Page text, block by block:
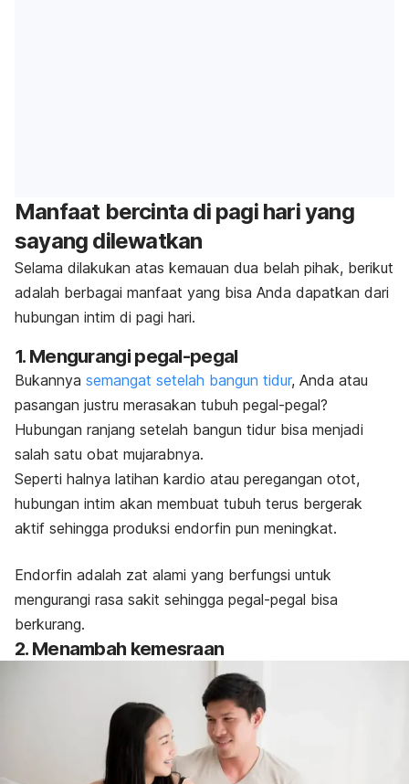
Manfaat bercinta di pagi hari yang
sayang dilewatkan
Selama dilakukan atas kemauan dua belah pihak, berikut
adalah berbagai manfaat yang bisa Anda dapatkan dari
hubungan intim di pagi hari.
1. Mengurangi pegal-pegal
Bukannya semangat setelah bangun tidur, Anda atau
pasangan justru merasakan tubuh pegal-pegal?
Hubungan ranjang setelah bangun tidur bisa menjadi
salah satu obat mujarabnya.
Seperti halnya latihan kardio atau peregangan otot,
hubungan intim akan membuat tubuh terus bergerak
aktif sehingga produksi endorfin pun meningkat.
Endorfin adalah zat alami yang berfungsi untuk
mengurangi rasa sakit sehingga pegal-pegal bisa
berkurang.
2. Menambah kemesraan